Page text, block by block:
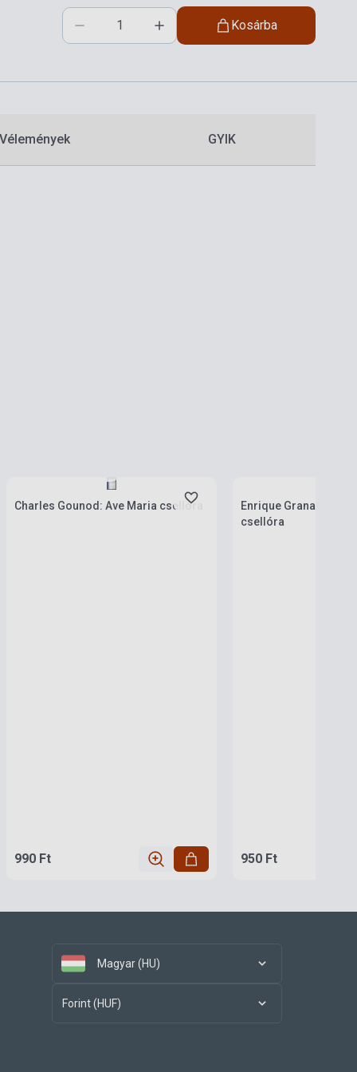
Kosárba
Vélemények GYIK
Charles Gounod: Ave Maria csellóra
990 Ft
Enrique Granados:
csellóra
950 Ft
Magyar (HU)
Forint (HUF)